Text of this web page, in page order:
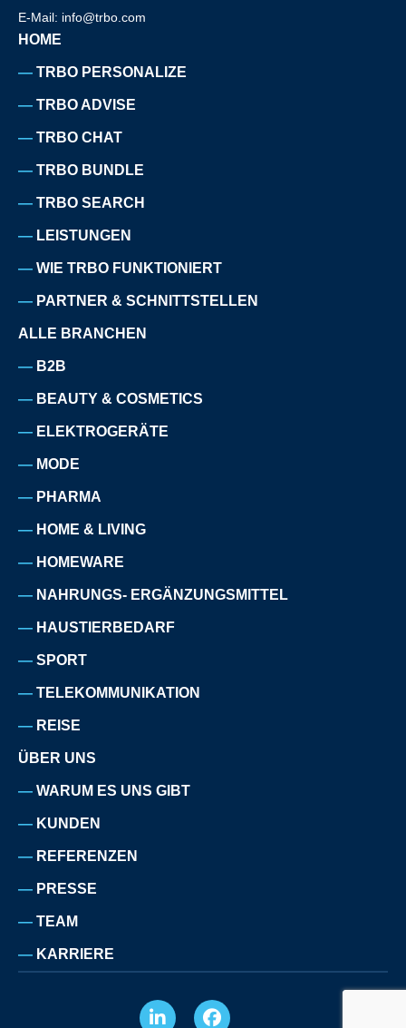
E-Mail: info@trbo.com
HOME
TRBO PERSONALIZE
TRBO ADVISE
TRBO CHAT
TRBO BUNDLE
TRBO SEARCH
LEISTUNGEN
WIE TRBO FUNKTIONIERT
PARTNER & SCHNITTSTELLEN
ALLE BRANCHEN
B2B
BEAUTY & COSMETICS
ELEKTROGERÄTE
MODE
PHARMA
HOME & LIVING
HOMEWARE
NAHRUNGS- ERGÄNZUNGSMITTEL
HAUSTIERBEDARF
SPORT
TELEKOMMUNIKATION
REISE
ÜBER UNS
WARUM ES UNS GIBT
KUNDEN
REFERENZEN
PRESSE
TEAM
KARRIERE